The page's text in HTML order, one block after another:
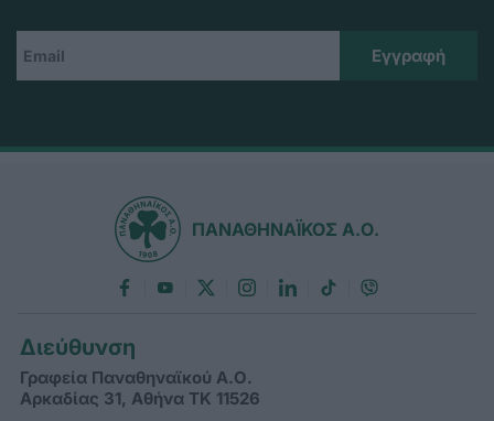
ΠΑΝΑΘΗΝΑΪΚΟΣ Α.Ο.
Διεύθυνση
Γραφεία Παναθηναϊκού Α.Ο.
Αρκαδίας 31, Αθήνα ΤΚ 11526